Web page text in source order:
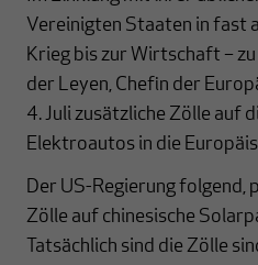
Vereinigten Staaten in fast
Krieg bis zur Wirtschaft –
der Leyen, Chefin der
4. Juli zusätzliche Zölle auf
Elektroautos in die
Der US-Regierung folgend,
Zölle auf chinesische
Tatsächlich sind die Zölle